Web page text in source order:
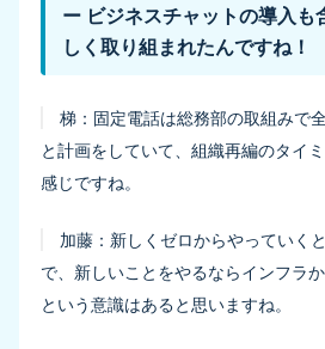
ー ビジネスチャットの導入も
しく取り組まれたんですね！
梯： 固定電話は総務部の取組みで
と計画をしていて、組織再編のタイ
感じですね。
加藤： 新しくゼロからやっていく
で、新しいことをやるならインフラ
という意識はあると思いますね。